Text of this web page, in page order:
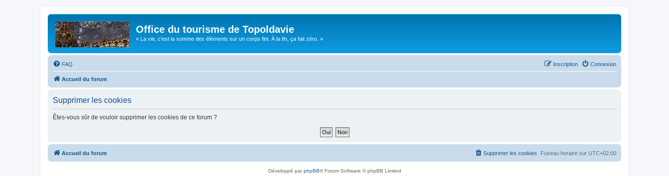
Office du tourisme de Topoldavie
« La vie, c'est la somme des éléments sur un corps fini. À la fin, ça fait zéro. »
FAQ Connexion
Inscription
Accueil du forum
Supprimer les cookies
Êtes-vous sûr de vouloir supprimer les cookies de ce forum ?
Accueil du forum Fuseau horaire sur UTC+02:00
Supprimer les cookies
Développé parphpBB® Forum Software © phpBB Limited